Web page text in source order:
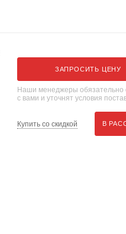
ЗАПРОСИТЬ ЦЕНУ
Наши менеджеры обязательно
с вами и уточнят условия
Купить со скидкой В